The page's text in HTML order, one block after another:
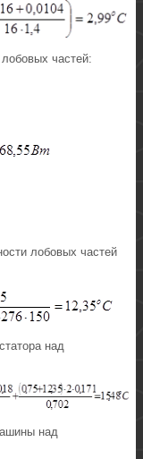
частей:
лобовых частей
над
над